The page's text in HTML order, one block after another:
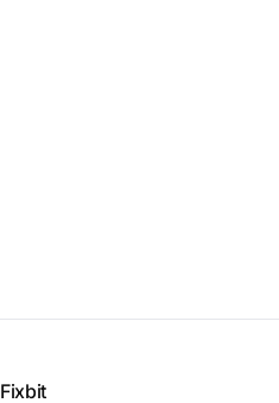
Fixbit